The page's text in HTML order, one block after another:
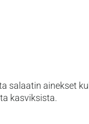
salaatin ainekset
kasviksista.